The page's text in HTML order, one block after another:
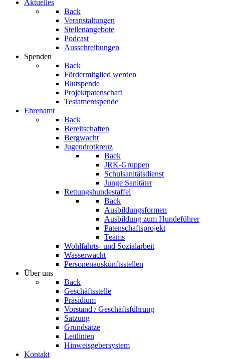
Aktuelles
Back
Veranstaltungen
Stellenangebote
Podcast
Ausschreibungen
Spenden
Back
Fördermitglied werden
Blutspende
Projektpatenschaft
Testamentspende
Ehrenamt
Back
Bereitschaften
Bergwacht
Jugendrotkreuz
Back
JRK-Gruppen
Schulsanitätsdienst
Junge Sanitäter
Rettungshundestaffel
Back
Ausbildungsformen
Ausbildung zum Hundeführer
Patenschaftsprojekt
Teams
Wohlfahrts- und Sozialarbeit
Wasserwacht
Personenauskunftsstellen
Über uns
Back
Geschäftsstelle
Präsidium
Vorstand / Geschäftsführung
Satzung
Grundsätze
Leitlinien
Hinweisgebersystem
Kontakt